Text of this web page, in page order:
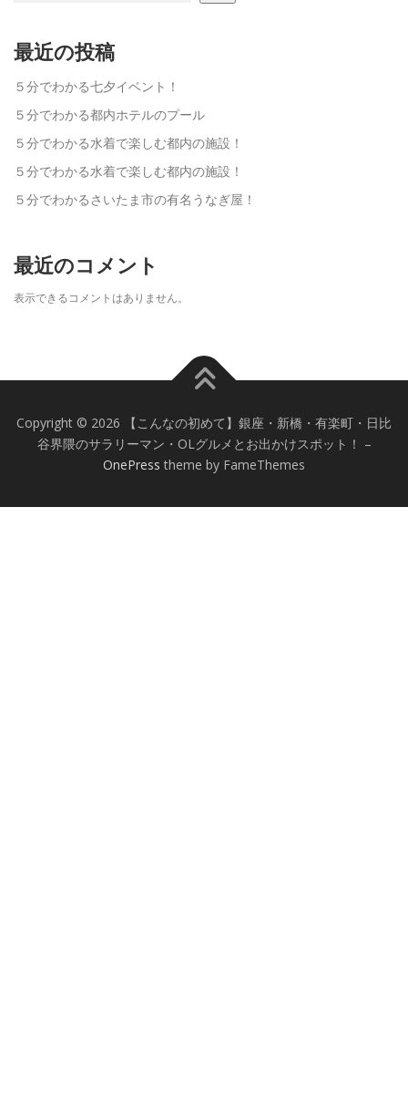
最近の投稿
５分でわかる七夕イベント！
５分でわかる都内ホテルのプール
５分でわかる水着で楽しむ都内の施設！
５分でわかる水着で楽しむ都内の施設！
５分でわかるさいたま市の有名うなぎ屋！
最近のコメント
表示できるコメントはありません。
Copyright © 2026 【こんなの初めて】銀座・新橋・有楽町・日比
谷界隈のサラリーマン・OLグルメとお出かけスポット！ –
OnePress theme by FameThemes